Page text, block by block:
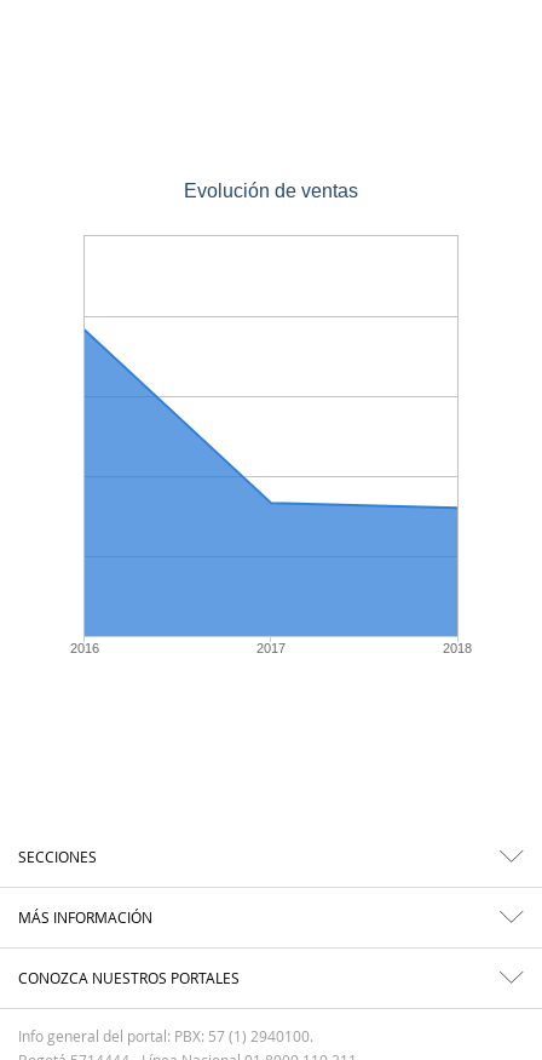
Evolución de ventas
2016 2017 2018
SECCIONES
MÁS INFORMACIÓN
CONOZCA NUESTROS PORTALES
Info general del portal: PBX: 57 (1) 2940100.